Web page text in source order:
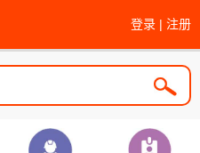
登录 | 注册